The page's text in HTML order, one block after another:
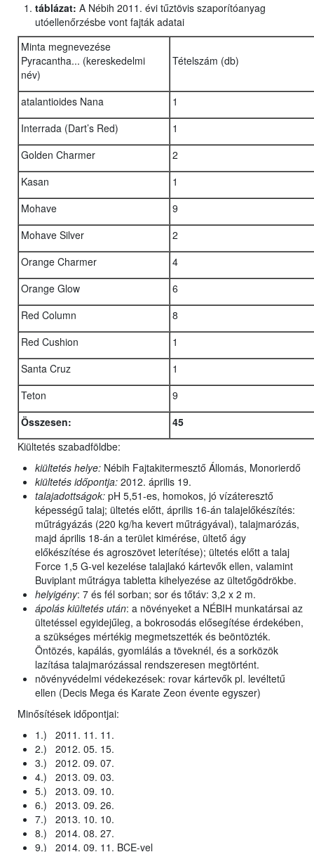
táblázat: A Nébih 2011. évi tűztövis szaporítóanyag
utóellenőrzésbe vont fajták adatai
Minta megnevezése
Pyracantha... (kereskedelmi
név)
Tételszám (db)
atalantioides Nana
1
Interrada (Dart’s Red)
1
Golden Charmer
2
Kasan
1
Mohave
9
Mohave Silver
2
Orange Charmer
4
Orange Glow
6
Red Column
8
Red Cushion
1
Santa Cruz
1
Teton
9
Összesen:
45
Kiültetés szabadföldbe:
kiültetés helye: Nébih Fajtakitermesztő Állomás, Monorierdő
kiültetés időpontja: 2012. április 19.
talajadottságok: pH 5,51-es, homokos, jó vízáteresztő
képességű talaj; ültetés előtt, április 16-án talajelőkészítés:
műtrágyázás (220 kg/ha kevert műtrágyával), talajmarózás,
majd április 18-án a terület kimérése, ültető ágy
előkészítése és agroszövet leterítése); ültetés előtt a talaj
Force 1,5 G-vel kezelése talajlakó kártevők ellen, valamint
Buviplant műtrágya tabletta kihelyezése az ültetőgödrökbe.
helyigény: 7 és fél sorban; sor és tőtáv: 3,2 x 2 m.
ápolás kiültetés után: a növényeket a NÉBIH munkatársai az
ültetéssel egyidejűleg, a bokrosodás elősegítése érdekében,
a szükséges mértékig megmetszették és beöntözték.
Öntözés, kapálás, gyomlálás a töveknél, és a sorközök
lazítása talajmarózással rendszeresen megtörtént.
növényvédelmi védekezések: rovar kártevők pl. levéltetű
ellen (Decis Mega és Karate Zeon évente egyszer)
Minősítések időpontjai:
1.) 2011. 11. 11.
2.) 2012. 05. 15.
3.) 2012. 09. 07.
4.) 2013. 09. 03.
5.) 2013. 09. 10.
6.) 2013. 09. 26.
7.) 2013. 10. 10.
8.) 2014. 08. 27.
9.) 2014. 09. 11. BCE-vel